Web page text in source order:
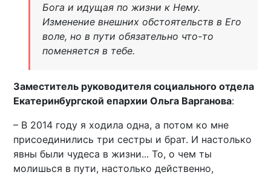
Бога и идущая по жизни к Нему.
Изменение внешних обстоятельств в Его
воле, но в пути обязательно что-то
поменяется в тебе.
Заместитель руководителя социального отдела
Екатеринбургской епархии Ольга Варганова:
– В 2014 году я ходила одна, а потом ко мне
присоединились три сестры и брат. И настолько
явны были чудеса в жизни... То, о чем ты
молишься в пути, настолько действенно,